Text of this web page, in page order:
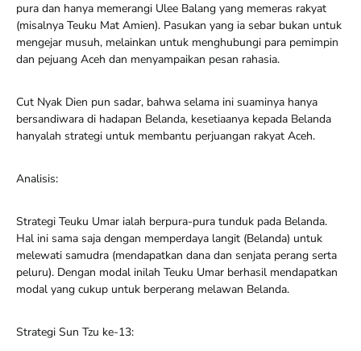
pura dan hanya memerangi Ulee Balang yang memeras rakyat
(misalnya Teuku Mat Amien). Pasukan yang ia sebar bukan untuk
mengejar musuh, melainkan untuk menghubungi para pemimpin
dan pejuang Aceh dan menyampaikan pesan rahasia.
Cut Nyak Dien pun sadar, bahwa selama ini suaminya hanya
bersandiwara di hadapan Belanda, kesetiaanya kepada Belanda
hanyalah strategi untuk membantu perjuangan rakyat Aceh.
Analisis:
Strategi Teuku Umar ialah berpura-pura tunduk pada Belanda.
Hal ini sama saja dengan memperdaya langit (Belanda) untuk
melewati samudra (mendapatkan dana dan senjata perang serta
peluru). Dengan modal inilah Teuku Umar berhasil mendapatkan
modal yang cukup untuk berperang melawan Belanda.
Strategi Sun Tzu ke-13: